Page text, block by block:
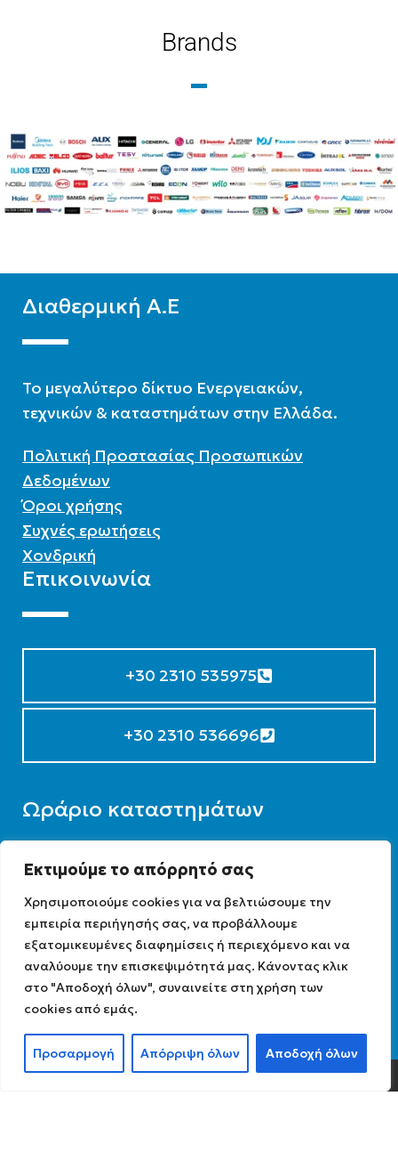
Εκτιμούμε το απόρρητό σας
Χρησιμοποιούμε cookies για να βελτιώσουμε την
εμπειρία περιήγησής σας, να προβάλλουμε
εξατομικευμένες διαφημίσεις ή περιεχόμενο και να
αναλύουμε την επισκεψιμότητά μας. Κάνοντας κλικ
στο "Αποδοχή όλων", συναινείτε στη χρήση των
cookies από εμάς.
Προσαρμογή Απόρριψη όλων Αποδοχή όλων
Brands
Διαθερμική Α.Ε
To μεγαλύτερο δίκτυο Ενεργειακών,
τεχνικών & καταστημάτων στην Ελλάδα.
Πολιτική Προστασίας Προσωπικών
Δεδομένων
Όροι χρήσης
Συχνές ερωτήσεις
Χονδρική
Επικοινωνία
+30 2310 535975
+30 2310 536696
Ωράριο καταστημάτων
επικοινωνήστε με το κατάστημα της
περιοχής σας, ώστε να ενημερωθείτε για το
ωράριο λειτουργίας του.
Ωράριο λειτουργίας : 07:30 – 16:00
0